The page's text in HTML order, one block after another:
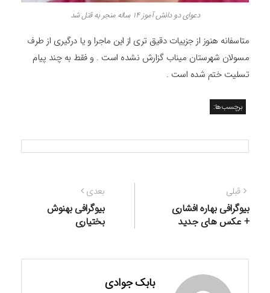
دعوای دو دانش آموز 14 ساله منجر به قتل شد
متاسفانه هنوز از جزییات دقیق تری از این ماجرا و یا درگیری از طرف
مسولان شهرستان میناب گزارش نشده است . و فقط به چند پیام
تسلیت ختم شده است .
برچسب‌ها:
راهبری
نوشته
قبلی
قبلی:
بیوگرافی بهاره افشاری
+ عکس های جدید
بعدی
بعدی:
بیوگرافی بهنوش
بختیاری
بابک جوادی